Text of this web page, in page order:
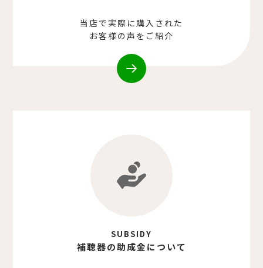
当店で実際に購入された
お客様の声をご紹介
SUBSIDY
補聴器の助成金について